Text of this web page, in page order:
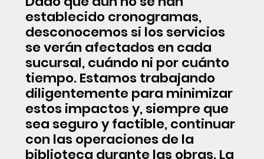
establecido cronogramas,
desconocemos si los servicios
se verán afectados en cada
sucursal, cuándo ni por cuánto
tiempo. Estamos trabajando
diligentemente para minimizar
estos impactos y, siempre que
sea seguro y factible, continuar
con las operaciones de la
biblioteca durante las obras. La